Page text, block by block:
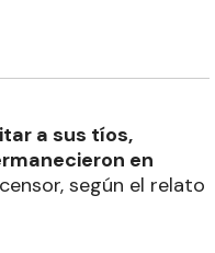
a sus tíos,
en
según el relato